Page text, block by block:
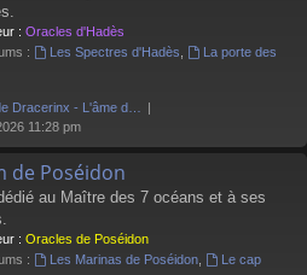
: Oracles d'Hadès
:
Les Spectres d'Hadès
La porte des
Dracerinx - L'âme d…
11:28 pm
de Poséidon
au Maître des 7 océans et à ses
: Oracles de Poséidon
:
Les Marinas de Poséidon,
Le cap